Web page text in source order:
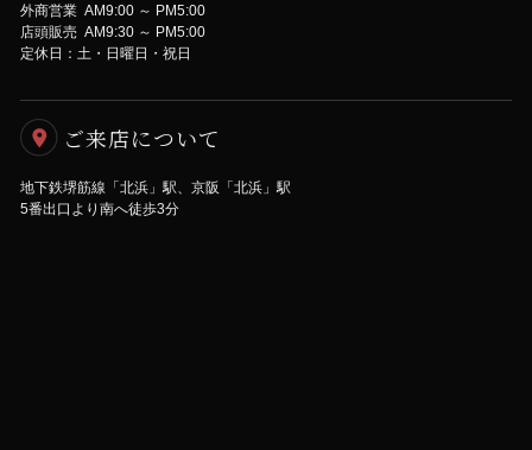
外商営業 AM9:00 ～ PM5:00
店頭販売 AM9:30 ～ PM5:00
定休日：土・日曜日・祝日
ご来店について
地下鉄堺筋線「北浜」駅、京阪「北浜」駅
5番出口より南へ徒歩3分